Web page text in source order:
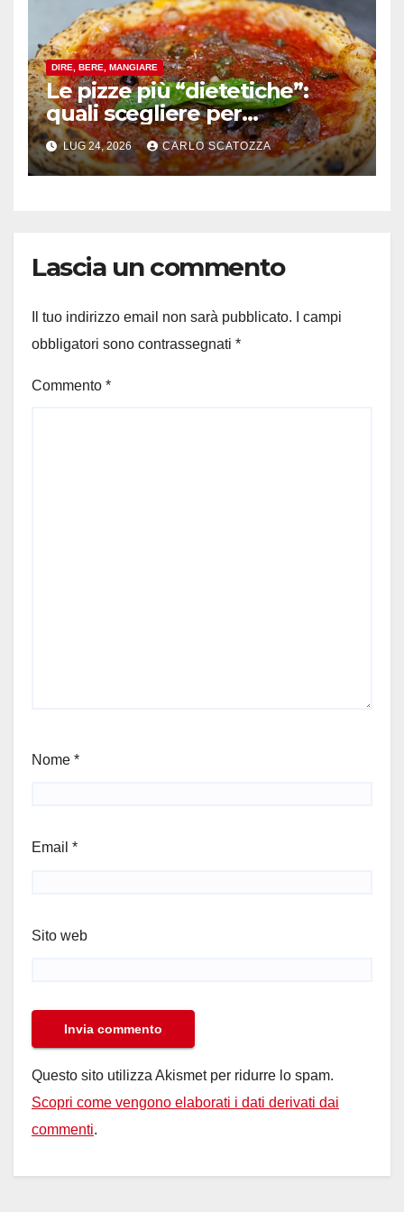
DIRE, BERE, MANGIARE
Le pizze più “dietetiche”:
quali scegliere per
contenere le calorie senza
rinunciare al gusto
LUG 24, 2026 CARLO SCATOZZA
Lascia un commento
Il tuo indirizzo email non sarà pubblicato.
I campi
obbligatori sono contrassegnati *
Commento *
Nome *
Email *
Sito web
Questo sito utilizza Akismet per ridurre lo spam.
Scopri come vengono elaborati i dati derivati dai
commenti.